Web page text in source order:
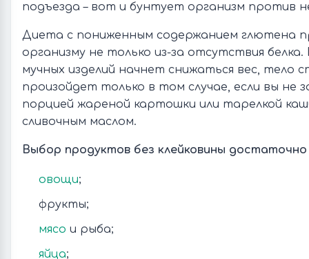
подъезда – вот и бунтует организм против
Диета с пониженным содержанием глютена
организму не только из-за отсутствия белка.
мучных изделий начнет снижаться вес,
произойдет только в том случае, если вы не
порцией жареной картошки или тарелкой
сливочным маслом.
Выбор продуктов без клейковины
овощи;
фрукты;
мясо и рыба;
яйца;